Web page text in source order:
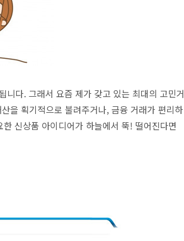
됩니다. 그래서 요즘 제가 갖고 있는 최대의 고민거
을 획기적으로 불려주거나, 금융 거래가 편리하
신상품 아이디어가 하늘에서 뚝! 떨어진다면